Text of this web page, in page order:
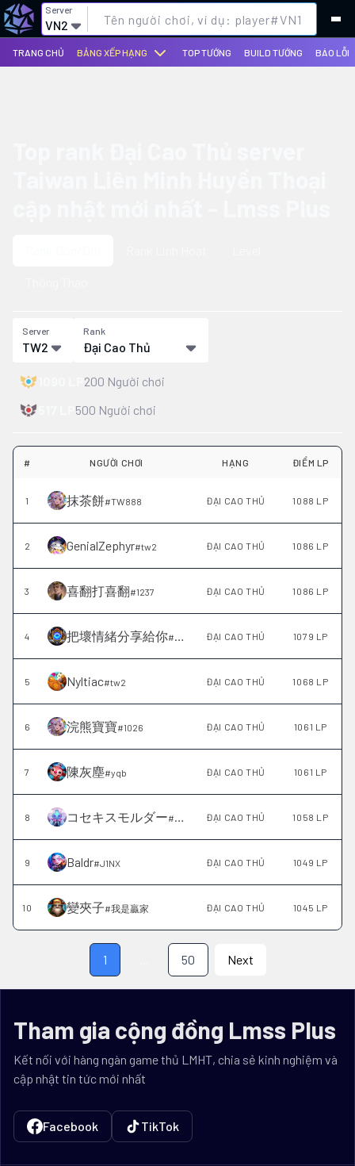
Server
VN2
TRANG CHỦ BẢNG XẾP HẠNG TOP TƯỚNG BUILD TƯỚNG BÁO LỖI
Server
TW2
Rank
Đại Cao Thủ
200 Người chơi
500 Người chơi
# NGƯỜI CHƠI HẠNG ĐIỂM LP
1 抹茶餅#TW888 ĐẠI CAO THỦ 1088 LP
2 GenialZephyr#tw2 ĐẠI CAO THỦ 1086 LP
3 喜翻打喜翻#1237 ĐẠI CAO THỦ 1086 LP
4 把壞情緒分享給你#1952 ĐẠI CAO THỦ 1079 LP
5 Nyltiac#tw2 ĐẠI CAO THỦ 1068 LP
6 浣熊寶寶#1026 ĐẠI CAO THỦ 1061 LP
7 陳灰塵#yqb ĐẠI CAO THỦ 1061 LP
8 コセキスモルダー#1314 ĐẠI CAO THỦ 1058 LP
9 Baldr#J1NX ĐẠI CAO THỦ 1049 LP
10 變夾子#我是贏家 ĐẠI CAO THỦ 1045 LP
1 50 Next
Tham gia cộng đồng Lmss Plus
Kết nối với hàng ngàn game thủ LMHT, chia sẻ kinh nghiệm và
cập nhật tin tức mới nhất
Facebook TikTok